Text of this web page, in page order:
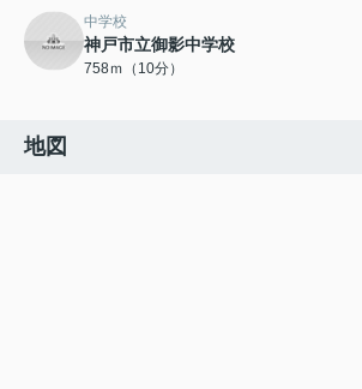
中学校
神戸市立御影中学校
758ｍ（10分）
地図